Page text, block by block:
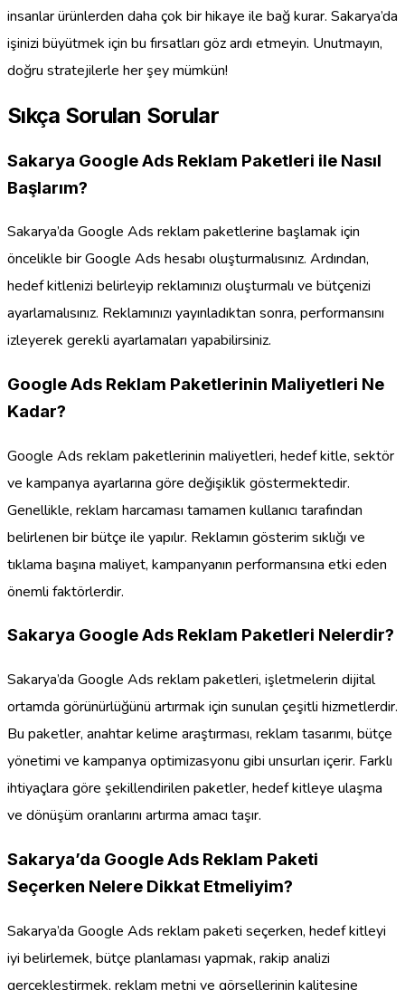
insanlar ürünlerden daha çok bir hikaye ile bağ kurar. Sakarya’da
işinizi büyütmek için bu fırsatları göz ardı etmeyin. Unutmayın,
doğru stratejilerle her şey mümkün!
Sıkça Sorulan Sorular
Sakarya Google Ads Reklam Paketleri ile Nasıl
Başlarım?
Sakarya’da Google Ads reklam paketlerine başlamak için
öncelikle bir Google Ads hesabı oluşturmalısınız. Ardından,
hedef kitlenizi belirleyip reklamınızı oluşturmalı ve bütçenizi
ayarlamalısınız. Reklamınızı yayınladıktan sonra, performansını
izleyerek gerekli ayarlamaları yapabilirsiniz.
Google Ads Reklam Paketlerinin Maliyetleri Ne
Kadar?
Google Ads reklam paketlerinin maliyetleri, hedef kitle, sektör
ve kampanya ayarlarına göre değişiklik göstermektedir.
Genellikle, reklam harcaması tamamen kullanıcı tarafından
belirlenen bir bütçe ile yapılır. Reklamın gösterim sıklığı ve
tıklama başına maliyet, kampanyanın performansına etki eden
önemli faktörlerdir.
Sakarya Google Ads Reklam Paketleri Nelerdir?
Sakarya’da Google Ads reklam paketleri, işletmelerin dijital
ortamda görünürlüğünü artırmak için sunulan çeşitli hizmetlerdir.
Bu paketler, anahtar kelime araştırması, reklam tasarımı, bütçe
yönetimi ve kampanya optimizasyonu gibi unsurları içerir. Farklı
ihtiyaçlara göre şekillendirilen paketler, hedef kitleye ulaşma
ve dönüşüm oranlarını artırma amacı taşır.
Sakarya’da Google Ads Reklam Paketi
Seçerken Nelere Dikkat Etmeliyim?
Sakarya’da Google Ads reklam paketi seçerken, hedef kitleyi
iyi belirlemek, bütçe planlaması yapmak, rakip analizi
gerçekleştirmek, reklam metni ve görsellerinin kalitesine